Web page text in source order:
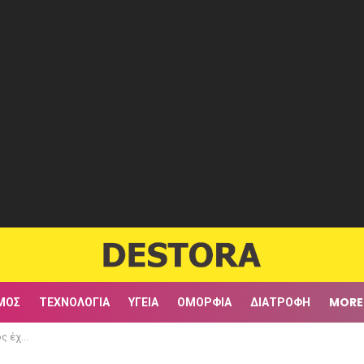
ΤΕΧΝΟΛΟΓΊΑ ΥΓΕΊΑ ΟΜΟΡΦΙΆ ΔΙΑΤΡΟΦΉ MORE